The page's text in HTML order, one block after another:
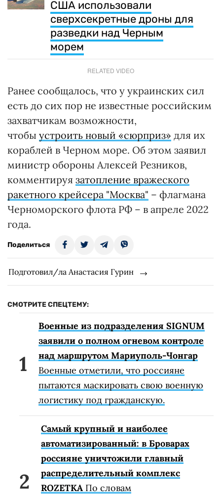
США использовали
сверхсекретные дроны для
разведки над Черным
морем
RELATED VIDEO
Ранее сообщалось, что у украинских сил
есть до сих пор не известные российским
захватчикам возможности,
чтобы устроить новый «сюрприз» для их
кораблей в Черном море. Об этом заявил
министр обороны Алексей Резников,
комментируя затопление вражеского
ракетного крейсера "Москва" – флагмана
Черноморского флота РФ – в апреле 2022
года.
Поделиться
Подготовил/ла Анастасия Гурин
СМОТРИТЕ СПЕЦТЕМУ:
Военные из подразделения SIGNUM
заявили о полном огневом контроле
над маршрутом Мариуполь-Чонгар
Военные отметили, что россияне
пытаются маскировать свою военную
логистику под гражданскую.
Самый крупный и наиболее
автоматизированный: в Броварах
россияне уничтожили главный
распределительный комплекс
ROZETKA По словам